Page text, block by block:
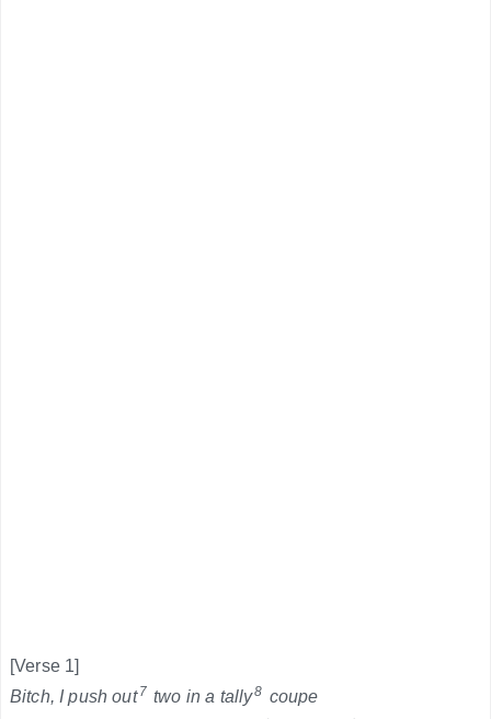
[Verse 1]
Bitch, I push out 7 two in a tally8 coupe